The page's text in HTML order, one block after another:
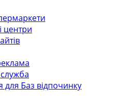
центри
для Баз відпочинку